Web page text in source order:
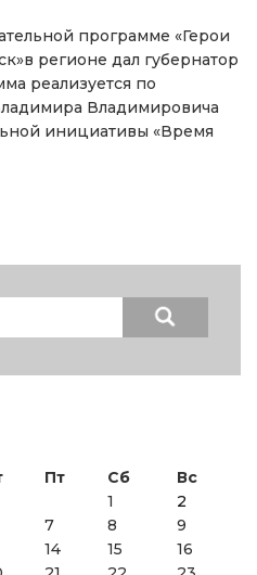
программе «Герои
регионе дал губернатор
реализуется по
Владимировича
инициативы «Время
Пт Сб
Вс
1
2
7 8
9
14 15
16